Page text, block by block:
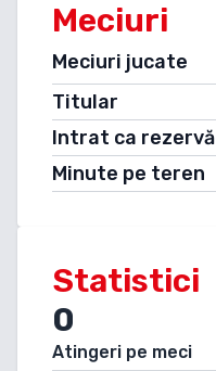
Meciuri
Meciuri jucate
Titular
Intrat ca rezervă
Minute pe teren
Statistici
0
Atingeri pe meci